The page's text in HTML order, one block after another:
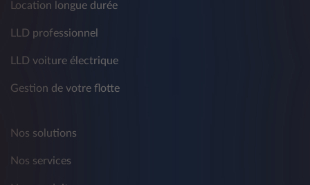
Location longue durée
LLD professionnel
LLD voiture électrique
Gestion de votre flotte
Nos solutions
Nos services